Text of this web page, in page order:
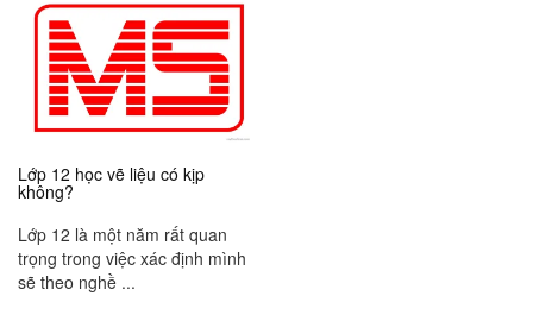
Lớp 12 học vẽ liệu có kịp
không?
Lớp 12 là một năm rất quan
trọng trong việc xác định mình
sẽ theo nghề ...